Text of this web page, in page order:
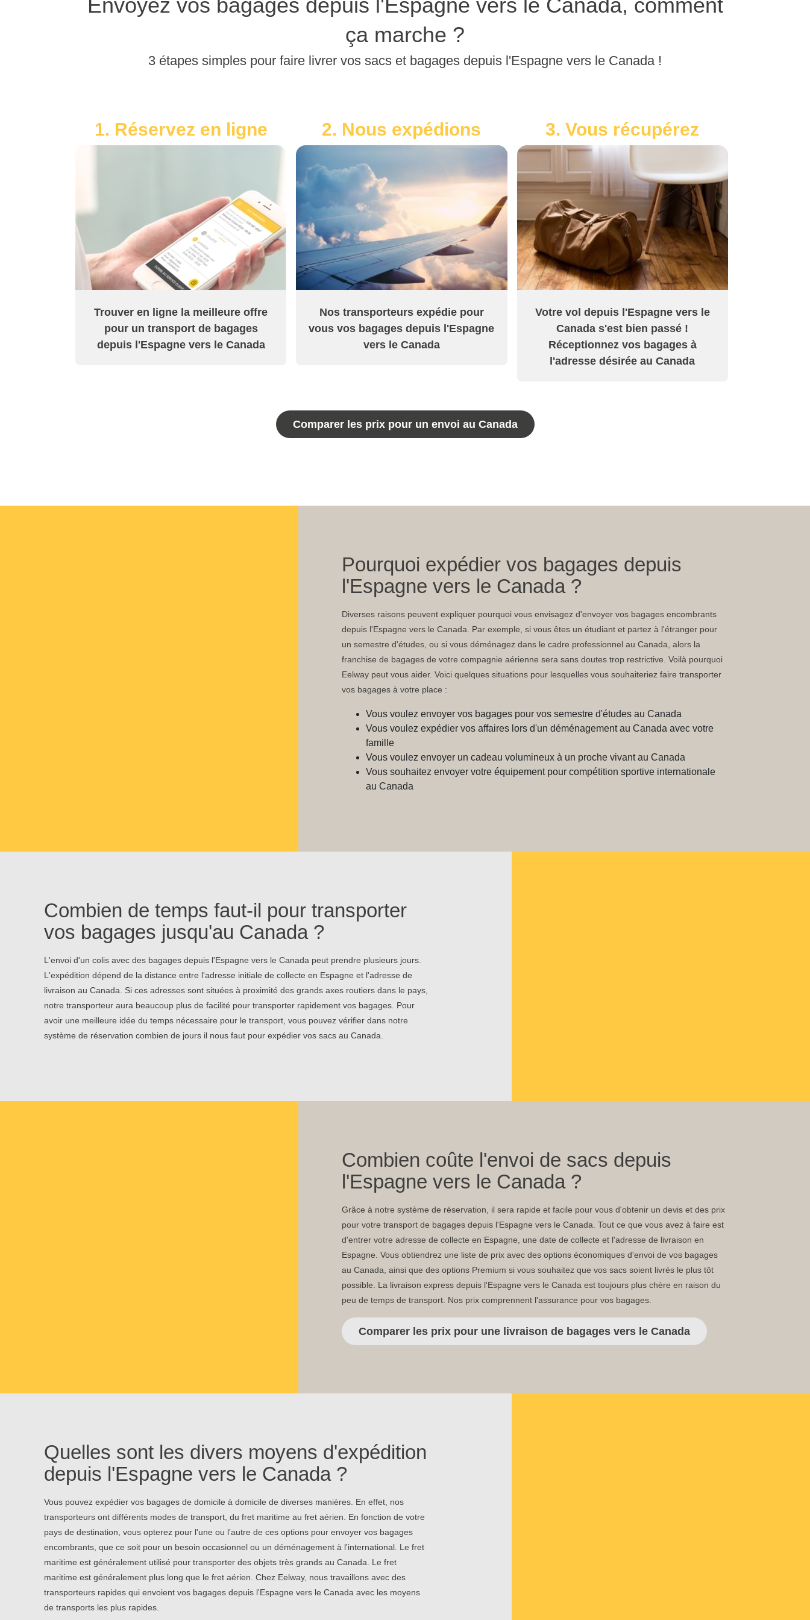
Envoyez vos bagages depuis l'Espagne vers le Canada, comment
ça marche ?
3 étapes simples pour faire livrer vos sacs et bagages depuis l'Espagne vers le Canada !
1. Réservez en ligne
Trouver en ligne la meilleure offre
pour un transport de bagages
depuis l'Espagne vers le Canada
2. Nous expédions
Nos transporteurs expédie pour
vous vos bagages depuis l'Espagne
vers le Canada
3. Vous récupérez
Votre vol depuis l'Espagne vers le
Canada s'est bien passé !
Réceptionnez vos bagages à
l'adresse désirée au Canada
Comparer les prix pour un envoi au Canada
Pourquoi expédier vos bagages depuis
l'Espagne vers le Canada ?
Diverses raisons peuvent expliquer pourquoi vous envisagez d'envoyer vos bagages encombrants
depuis l'Espagne vers le Canada. Par exemple, si vous êtes un étudiant et partez à l'étranger pour
un semestre d'études, ou si vous déménagez dans le cadre professionnel au Canada, alors la
franchise de bagages de votre compagnie aérienne sera sans doutes trop restrictive. Voilà pourquoi
Eelway peut vous aider. Voici quelques situations pour lesquelles vous souhaiteriez faire transporter
vos bagages à votre place :
Vous voulez envoyer vos bagages pour vos semestre d'études au Canada
Vous voulez expédier vos affaires lors d'un déménagement au Canada avec votre
famille
Vous voulez envoyer un cadeau volumineux à un proche vivant au Canada
Vous souhaitez envoyer votre équipement pour compétition sportive internationale
au Canada
Combien de temps faut-il pour transporter
vos bagages jusqu'au Canada ?
L'envoi d'un colis avec des bagages depuis l'Espagne vers le Canada peut prendre plusieurs jours.
L'expédition dépend de la distance entre l'adresse initiale de collecte en Espagne et l'adresse de
livraison au Canada. Si ces adresses sont situées à proximité des grands axes routiers dans le pays,
notre transporteur aura beaucoup plus de facilité pour transporter rapidement vos bagages. Pour
avoir une meilleure idée du temps nécessaire pour le transport, vous pouvez vérifier dans notre
système de réservation combien de jours il nous faut pour expédier vos sacs au Canada.
Combien coûte l'envoi de sacs depuis
l'Espagne vers le Canada ?
Grâce à notre système de réservation, il sera rapide et facile pour vous d'obtenir un devis et des prix
pour votre transport de bagages depuis l'Espagne vers le Canada. Tout ce que vous avez à faire est
d'entrer votre adresse de collecte en Espagne, une date de collecte et l'adresse de livraison en
Espagne. Vous obtiendrez une liste de prix avec des options économiques d'envoi de vos bagages
au Canada, ainsi que des options Premium si vous souhaitez que vos sacs soient livrés le plus tôt
possible. La livraison express depuis l'Espagne vers le Canada est toujours plus chère en raison du
peu de temps de transport. Nos prix comprennent l'assurance pour vos bagages.
Comparer les prix pour une livraison de bagages vers le Canada
Quelles sont les divers moyens d'expédition
depuis l'Espagne vers le Canada ?
Vous pouvez expédier vos bagages de domicile à domicile de diverses manières. En effet, nos
transporteurs ont différents modes de transport, du fret maritime au fret aérien. En fonction de votre
pays de destination, vous opterez pour l'une ou l'autre de ces options pour envoyer vos bagages
encombrants, que ce soit pour un besoin occasionnel ou un déménagement à l'international. Le fret
maritime est généralement utilisé pour transporter des objets très grands au Canada. Le fret
maritime est généralement plus long que le fret aérien. Chez Eelway, nous travaillons avec des
transporteurs rapides qui envoient vos bagages depuis l'Espagne vers le Canada avec les moyens
de transports les plus rapides.